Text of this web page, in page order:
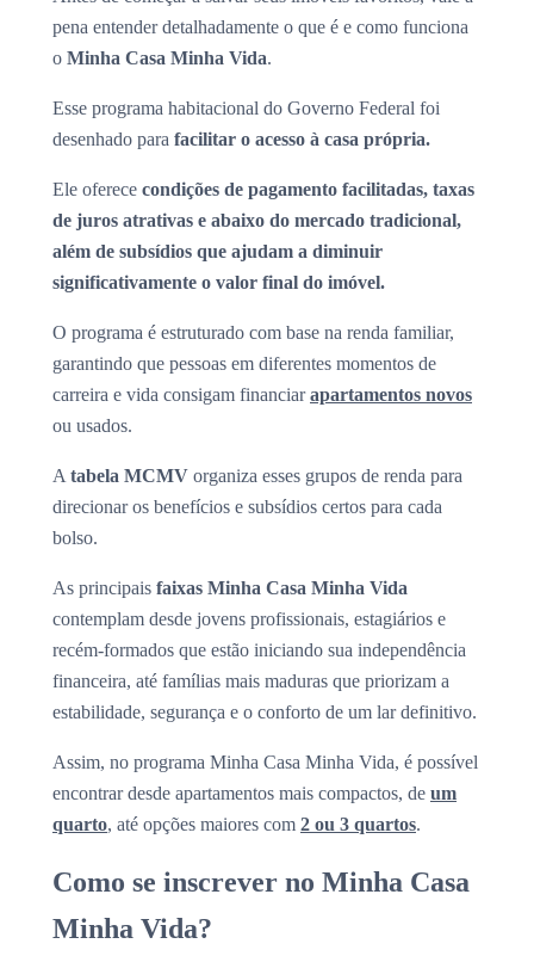
pena entender detalhadamente o que é e como funciona
o Minha Casa Minha Vida.
Esse programa habitacional do Governo Federal foi
desenhado para facilitar o acesso à casa própria.
Ele oferece condições de pagamento facilitadas, taxas
de juros atrativas e abaixo do mercado tradicional,
além de subsídios que ajudam a diminuir
significativamente o valor final do imóvel.
O programa é estruturado com base na renda familiar,
garantindo que pessoas em diferentes momentos de
carreira e vida consigam financiarapartamentos novos
ou usados.
A tabela MCMV organiza esses grupos de renda para
direcionar os benefícios e subsídios certos para cada
bolso.
As principais faixas Minha Casa Minha Vida
contemplam desde jovens profissionais, estagiários e
recém-formados que estão iniciando sua independência
financeira, até famílias mais maduras que priorizam a
estabilidade, segurança e o conforto de um lar definitivo.
Assim, no programa Minha Casa Minha Vida, é possível
encontrar desde apartamentos mais compactos, de um
quarto, até opções maiores com 2 ou 3 quartos.
Como se inscrever no Minha Casa
Minha Vida?